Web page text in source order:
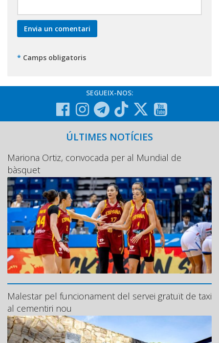
* Camps obligatoris
SEGUEIX-NOS:
ÚLTIMES NOTÍCIES
Mariona Ortiz, convocada per al Mundial de
bàsquet
Malestar pel funcionament del servei gratuït de taxi
al cementiri nou